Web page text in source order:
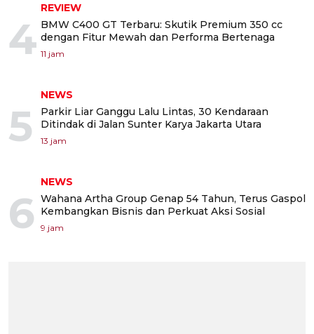
4
REVIEW
BMW C400 GT Terbaru: Skutik Premium 350 cc
dengan Fitur Mewah dan Performa Bertenaga
11 jam
5
NEWS
Parkir Liar Ganggu Lalu Lintas, 30 Kendaraan
Ditindak di Jalan Sunter Karya Jakarta Utara
13 jam
6
NEWS
Wahana Artha Group Genap 54 Tahun, Terus Gaspol
Kembangkan Bisnis dan Perkuat Aksi Sosial
9 jam